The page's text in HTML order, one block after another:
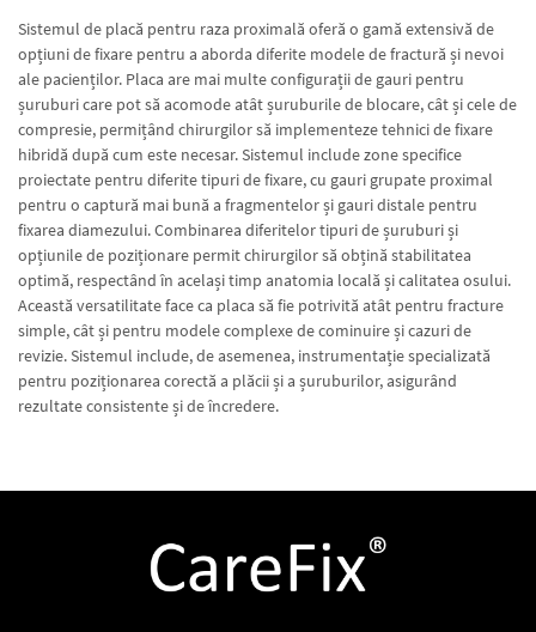
Sistemul de placă pentru raza proximală oferă o gamă extensivă de
opțiuni de fixare pentru a aborda diferite modele de fractură și nevoi
ale pacienților. Placa are mai multe configurații de gauri pentru
șuruburi care pot să acomode atât șuruburile de blocare, cât și cele de
compresie, permițând chirurgilor să implementeze tehnici de fixare
hibridă după cum este necesar. Sistemul include zone specifice
proiectate pentru diferite tipuri de fixare, cu gauri grupate proximal
pentru o captură mai bună a fragmentelor și gauri distale pentru
fixarea diamezului. Combinarea diferitelor tipuri de șuruburi și
opțiunile de poziționare permit chirurgilor să obțină stabilitatea
optimă, respectând în același timp anatomia locală și calitatea osului.
Această versatilitate face ca placa să fie potrivită atât pentru fracture
simple, cât și pentru modele complexe de cominuire și cazuri de
revizie. Sistemul include, de asemenea, instrumentație specializată
pentru poziționarea corectă a plăcii și a șuruburilor, asigurând
rezultate consistente și de încredere.